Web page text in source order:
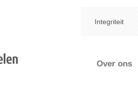
Integriteit
Over ons